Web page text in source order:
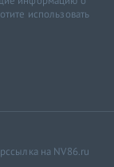
использовать
на NV86.ru